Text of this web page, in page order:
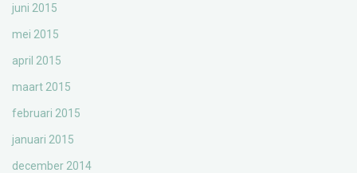
juni 2015
mei 2015
april 2015
maart 2015
februari 2015
januari 2015
december 2014